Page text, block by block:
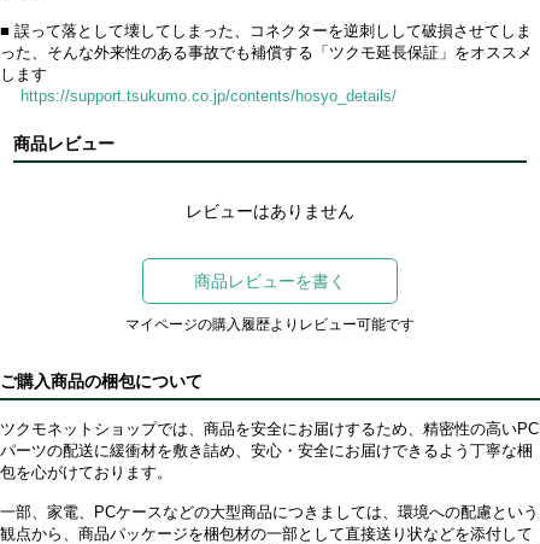
■ 誤って落として壊してしまった、コネクターを逆刺しして破損させてしま
った、そんな外来性のある事故でも補償する「ツクモ延長保証」をオススメ
します
https://support.tsukumo.co.jp/contents/hosyo_details/
商品レビュー
レビューはありません
商品レビューを書く
マイページの購入履歴よりレビュー可能です
ご購入商品の梱包について
ツクモネットショップでは、商品を安全にお届けするため、精密性の高いPC
パーツの配送に緩衝材を敷き詰め、安心・安全にお届けできるよう丁寧な梱
包を心がけております。
一部、家電、PCケースなどの大型商品につきましては、環境への配慮という
観点から、商品パッケージを梱包材の一部として直接送り状などを添付して